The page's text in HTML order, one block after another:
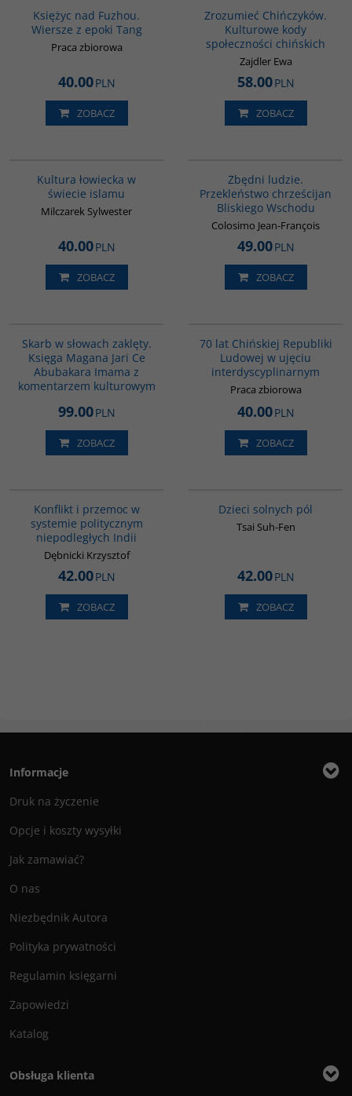
Księżyc nad Fuzhou.
Wiersze z epoki Tang
Praca zbiorowa
40.00PLN
ZOBACZ
Zrozumieć Chińczyków.
Kulturowe kody
społeczności chińskich
Zajdler Ewa
58.00PLN
ZOBACZ
Kultura łowiecka w
świecie islamu
Milczarek Sylwester
40.00PLN
ZOBACZ
Zbędni ludzie.
Przekleństwo chrześcijan
Bliskiego Wschodu
Colosimo Jean-François
49.00PLN
ZOBACZ
Skarb w słowach zaklęty.
Księga Magana Jari Ce
Abubakara Imama z
komentarzem kulturowym
99.00PLN
ZOBACZ
70 lat Chińskiej Republiki
Ludowej w ujęciu
interdyscyplinarnym
Praca zbiorowa
40.00PLN
ZOBACZ
Konflikt i przemoc w
systemie politycznym
niepodległych Indii
Dębnicki Krzysztof
42.00PLN
ZOBACZ
Dzieci solnych pól
Tsai Suh-Fen
42.00PLN
ZOBACZ
Informacje
Druk na życzenie
Opcje i koszty wysyłki
Jak zamawiać?
O nas
Niezbędnik Autora
Polityka prywatności
Regulamin księgarni
Zapowiedzi
Katalog
Obsługa klienta